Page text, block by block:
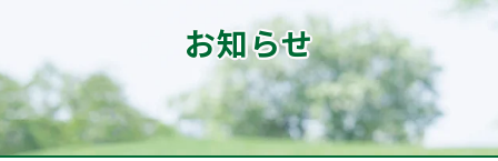
セミナー
お知らせ